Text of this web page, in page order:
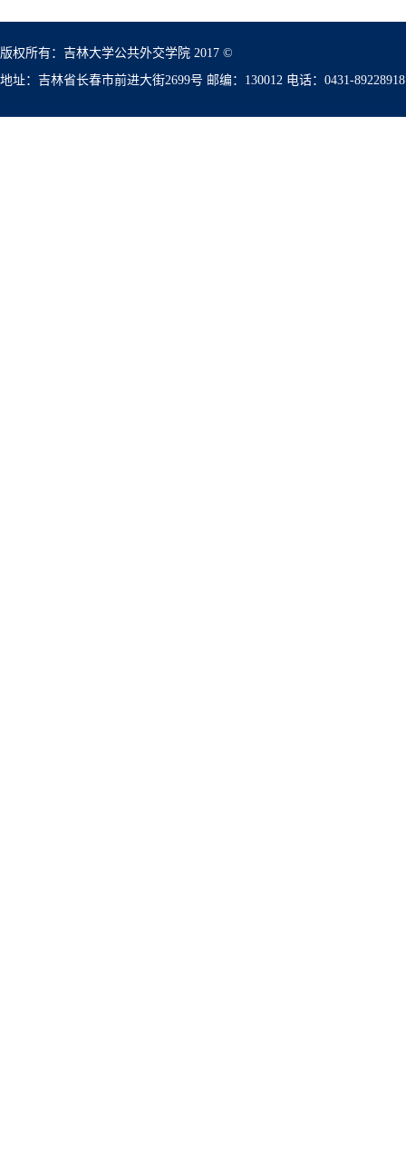
版权所有：吉林大学公共外交学院 2017 ©
地址：吉林省长春市前进大街2699号 邮编：130012 电话：0431-89228918